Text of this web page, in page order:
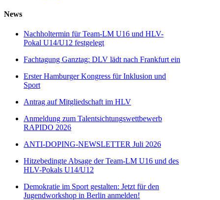
News
Nachholtermin für Team-LM U16 und HLV-
Pokal U14/U12 festgelegt
Fachtagung Ganztag: DLV lädt nach Frankfurt ein
Erster Hamburger Kongress für Inklusion und
Sport
Antrag auf Mitgliedschaft im HLV
Anmeldung zum Talentsichtungswettbewerb
RAPIDO 2026
ANTI-DOPING-NEWSLETTER Juli 2026
Hitzebedingte Absage der Team-LM U16 und des
HLV-Pokals U14/U12
Demokratie im Sport gestalten: Jetzt für den
Jugendworkshop in Berlin anmelden!